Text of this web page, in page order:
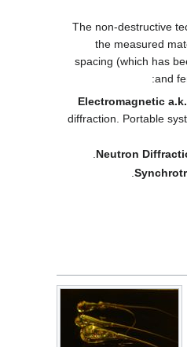
The non-destructive
the measured
spacing (which has
and
Electromagnetic
diffraction. Portable
Neutron